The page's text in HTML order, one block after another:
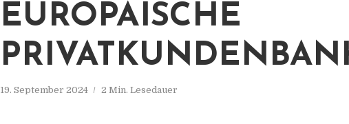
EUROPÄISCHE
19. September 2024 2 Min. Lesedauer